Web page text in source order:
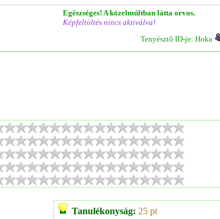
Egészséges! A közelmúltban látta orvos.
Képfeltöltés nincs aktiválva!
Tenyésztő ID-je: Hoka
Tanulékonyság: 25 pt